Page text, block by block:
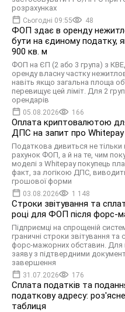
розрахунках
Сьогодні 09:55 48
ФОП здає в оренду
бути на єдиному податку,
900 кв. м
ФОП на ЄП (2 або 3 група) з
оренду власну частку
навіть якщо загальна площа
перевищує цей ліміт. Для 2
орендарів
05.08.2026 166
Оплата криптовалютою
ДПС на запит про Whitepay
Податкова дивиться не
рахунок ФОП, а й на те, чим
моделі з Whitepay покупець
факт, за логікою ДПС,
грошової форми
03.08.2026 1 148
Строки звітування та
році для ФОП після форс-
Підприємці на спрощеній
граничні строки звітування та
форс-мажорних обставин. Для
заяву з підтвердними
завершення
31.07.2026 176
Сплата податків та
податкову адресу:
таблиця